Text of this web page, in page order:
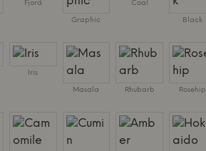
Fjord
Graphic
Coal
Black
Iris
Masala Rhubarb Rosehip